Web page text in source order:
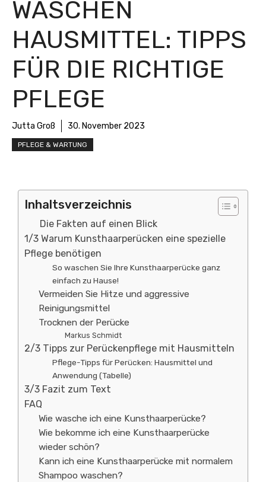
WASCHEN
HAUSMITTEL: TIPPS
FÜR DIE RICHTIGE
PFLEGE
Jutta Groß 30. November 2023
PFLEGE & WARTUNG
Inhaltsverzeichnis
Die Fakten auf einen Blick
1/3 Warum Kunsthaarperücken eine spezielle
Pflege benötigen
So waschen Sie Ihre Kunsthaarperücke ganz
einfach zu Hause!
Vermeiden Sie Hitze und aggressive
Reinigungsmittel
Trocknen der Perücke
Markus Schmidt
2/3 Tipps zur Perückenpflege mit Hausmitteln
Pflege-Tipps für Perücken: Hausmittel und
Anwendung (Tabelle)
3/3 Fazit zum Text
FAQ
Wie wasche ich eine Kunsthaarperücke?
Wie bekomme ich eine Kunsthaarperücke
wieder schön?
Kann ich eine Kunsthaarperücke mit normalem
Shampoo waschen?